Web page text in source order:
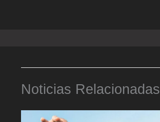
Noticias Relacionadas